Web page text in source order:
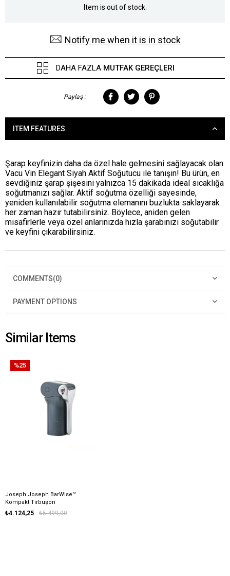
Item is out of stock.
Notify me when it is in stock
DAHA FAZLA MUTFAK GEREÇLERI
Paylaş :
ITEM FEATURES
Şarap keyfinizin daha da özel hale gelmesini sağlayacak olan
Vacu Vin Elegant Siyah Aktif Soğutucu ile tanışın! Bu ürün, en
sevdiğiniz şarap şişesini yalnızca 15 dakikada ideal sıcaklığa
soğutmanızı sağlar. Aktif soğutma özelliği sayesinde,
yeniden kullanılabilir soğutma elemanını buzlukta saklayarak
her zaman hazır tutabilirsiniz. Böylece, aniden gelen
misafirlerle veya özel anlarınızda hızla şarabınızı soğutabilir
ve keyfini çıkarabilirsiniz.
COMMENTS(0)
PAYMENT OPTIONS
Similar Items
Joseph Joseph BarWise™
Kompakt Tirbuşon
₺4.124,25 ₺5.499,00
%25